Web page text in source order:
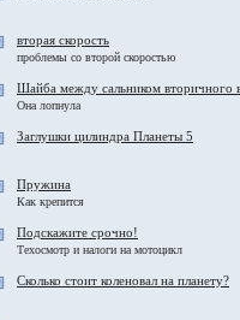
вторая скорость
проблемы со второй скоростью
Шайба между сальником вторичного
Она лопнула
Заглушки цилиндра Планеты 5
Пружина
Как крепится
Подскажите срочно!
Техосмотр и налоги на мотоцикл
Сколько стоит коленовал на планету?